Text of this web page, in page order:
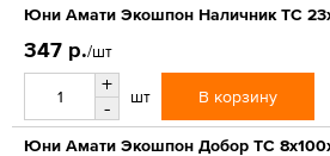
Юни Амати Экошпон Наличник ТС
347 р./шт
+
-
шт В корзину
Юни Амати Экошпон Добор ТС